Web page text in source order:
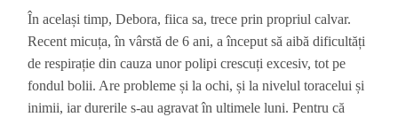
În același timp, Debora, fiica sa, trece prin propriul calvar.
Recent micuța, în vârstă de 6 ani, a început să aibă dificultăți
de respirație din cauza unor polipi crescuți excesiv, tot pe
fondul bolii. Are probleme și la ochi, și la nivelul toracelui și
inimii, iar durerile s-au agravat în ultimele luni. Pentru că